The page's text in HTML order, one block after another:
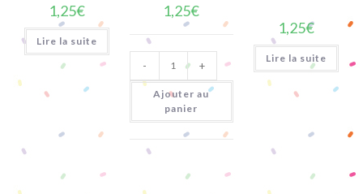
1,25€
Lire la suite
1,25€
quantité
de
Bananes
- +
Ajouter au
panier
1,25€
Lire la suite